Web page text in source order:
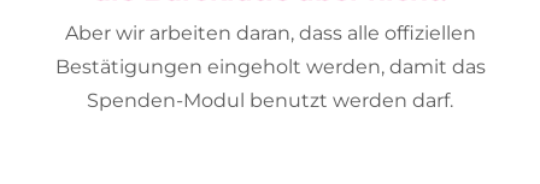
Aber wir arbeiten daran, dass alle offiziellen
Bestätigungen eingeholt werden, damit das
Spenden-Modul benutzt werden darf.